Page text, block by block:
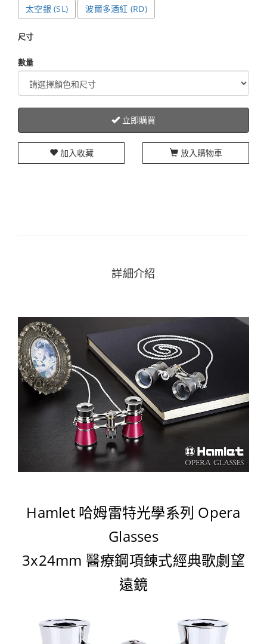
太空銀 (SL) 波爾多酒紅 (RD)
尺寸
數量
立即購買
加入收藏 放入購物車
詳細介紹
Hamlet 哈姆雷特光學系列 Opera
Glasses
3x24mm 醫療鋼項鍊式經典歌劇望
遠鏡